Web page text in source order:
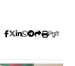
প্রিন্ট